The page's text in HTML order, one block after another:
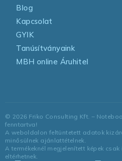
Blog
Kapcsolat
GYIK
Tanúsítványaink
MBH online Áruhitel
© 2026 Friko Consulting Kft. –
fenntartva!
A weboldalon feltüntetett adatok
minősülnek ajánlattételnek.
A termékeknél megjelenített képek
eltérhetnek.